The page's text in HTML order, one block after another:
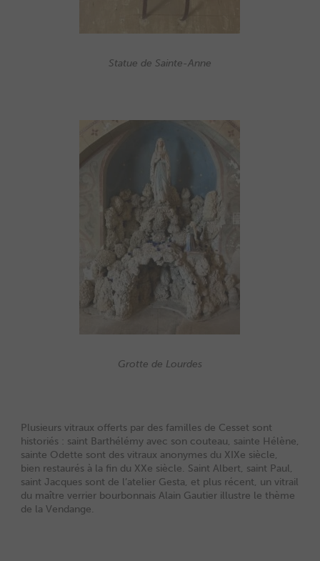
Statue de Sainte-Anne
Grotte de Lourdes
Plusieurs vitraux offerts par des familles de Cesset sont
historiés : saint Barthélémy avec son couteau, sainte Hélène,
sainte Odette sont des vitraux anonymes du XIXe siècle,
bien restaurés à la fin du XXe siècle. Saint Albert, saint Paul,
saint Jacques sont de l’atelier Gesta, et plus récent, un vitrail
du maître verrier bourbonnais Alain Gautier illustre le thème
de la Vendange.